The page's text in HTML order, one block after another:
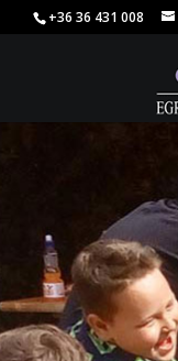
+36 36 431 008